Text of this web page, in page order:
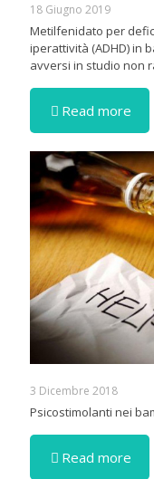
18 Giugno 2019
Metilfenidato per
iperattività (ADHD) in
avversi in studio non
Read more
3 Dicembre 2018
Psicostimolanti nei
Read more